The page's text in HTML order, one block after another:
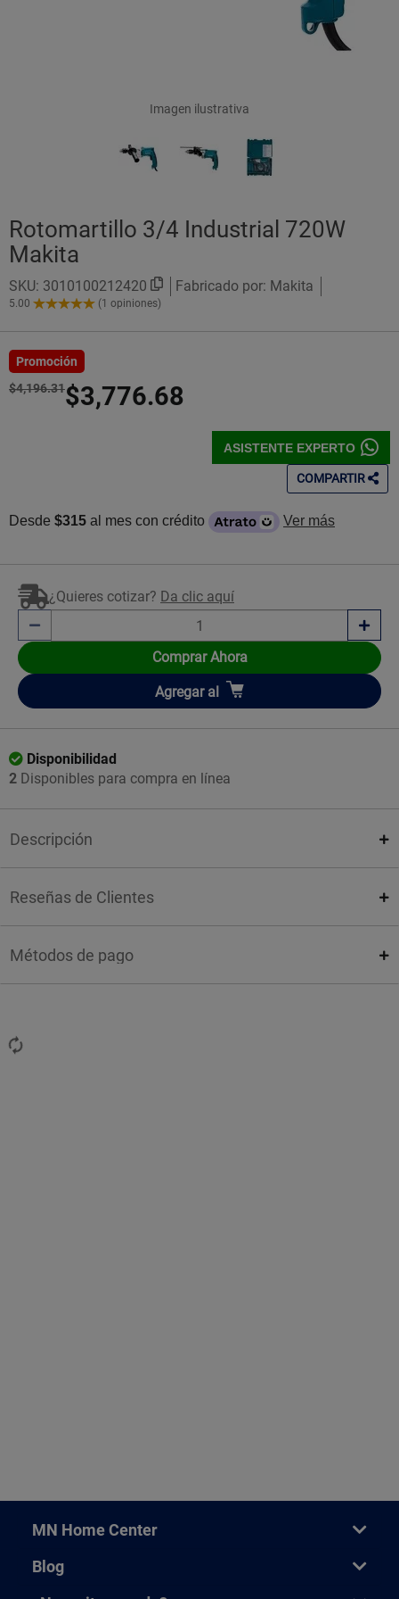
Imagen ilustrativa
Rotomartillo 3/4 Industrial 720W
Makita
SKU: 3010100212420 Fabricado por: Makita
5.00
5.00
Estrellas!
(1 opiniones)
Promoción
$4,196.31$3,776.68
ASISTENTE EXPERTO
COMPARTIR
Desde $315 al mes con crédito Ver más
¿Quieres cotizar? Da clic aquí
Comprar Ahora
Añadir
Agregar al
Disponibilidad
2 Disponibles para compra en línea
Descripción
Reseñas de Clientes
Métodos de pago
MN Home Center
Blog